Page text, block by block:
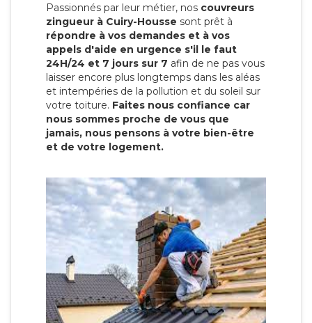
Passionnés par leur métier, nos couvreurs
zingueur à Cuiry-Housse sont prêt à
répondre à vos demandes et à vos
appels d'aide en urgence s'il le faut
24H/24 et 7 jours sur 7 afin de ne pas vous
laisser encore plus longtemps dans les aléas
et intempéries de la pollution et du soleil sur
votre toiture. Faites nous confiance car
nous sommes proche de vous que
jamais, nous pensons à votre bien-être
et de votre logement.